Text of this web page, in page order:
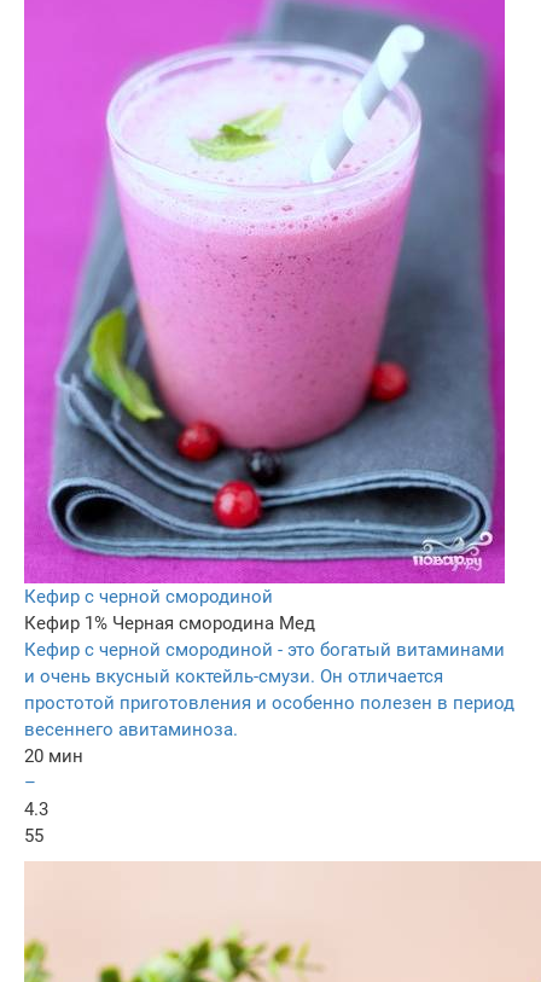
Кефир с черной смородиной
Кефир 1% Черная смородина Мед
Кефир с черной смородиной - это богатый витаминами
и очень вкусный коктейль-смузи. Он отличается
простотой приготовления и особенно полезен в период
весеннего авитаминоза.
20 мин
–
4.3
55